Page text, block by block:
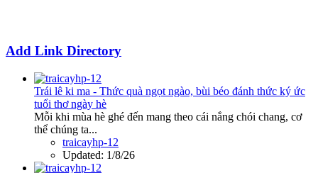
Add Link Directory
Trái lê ki ma - Thức quà ngọt ngào, bùi béo đánh thức ký ức
tuổi thơ ngày hè
Mỗi khi mùa hè ghé đến mang theo cái nắng chói chang, cơ
thể chúng ta...
traicayhp-12
Updated: 1/8/26